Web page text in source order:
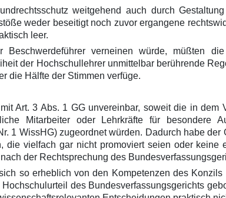
weitgehend auch durch
weder beseitigt noch zuvor ergangene
leer.
verneinen würde, müßten
der Hochschullehrer unmittelbar berührende
die Hälfte der Stimmen verfüge.
Art. 3 Abs. 1 GG unvereinbar, soweit die in dem
Mitarbeiter oder Lehrkräfte für besondere
1 WissHG) zugeordnet würden. Dadurch habe
vielfach gar nicht promoviert seien oder keine
der Rechtsprechung des
so erheblich von den Kompetenzen des
des Bundesverfassungsgerichts